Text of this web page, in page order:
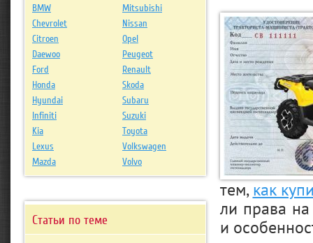
тем,как
ли права на
и
BMW
Mitsubishi
Chevrolet
Nissan
Citroen
Opel
Daewoo
Peugeot
Ford
Renault
Honda
Skoda
Hyundai
Subaru
Infiniti
Suzuki
Kia
Toyota
Lexus
Volkswagen
Mazda
Volvo
Статьи по теме